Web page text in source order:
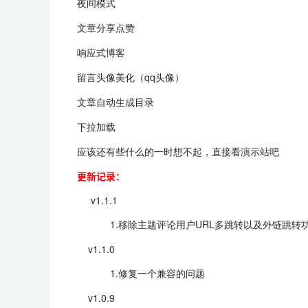
夜间模式
文章分享点赞
响应式博客
留言头像美化（qq头像）
文章自动生成目录
下拉加载
应该还有些什么的一时想不起，直接看演示站吧
更新记录：
v1.1.1
1.移除主题评论用户URL多跳转以及外链跳转
v1.1.0
1.修复一个兼容的问题
v1.0.9